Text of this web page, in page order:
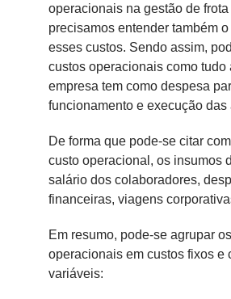
operacionais na gestão de
precisamos entender também
esses custos. Sendo assim,
custos operacionais como tudo
empresa tem como despesa
funcionamento e execução das
De forma que pode-se citar
custo operacional, os insumos
salário dos colaboradores,
financeiras, viagens
Em resumo, pode-se agrupar
operacionais em custos fixos e
variáveis: